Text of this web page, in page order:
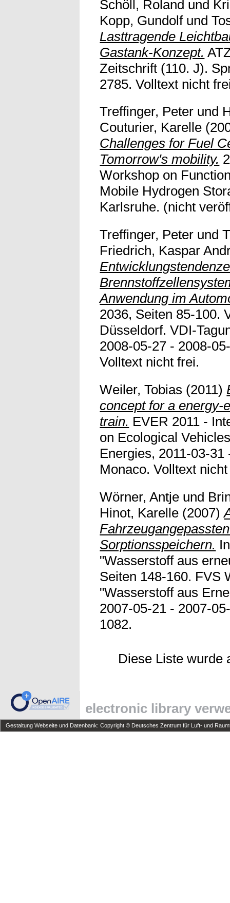
Schöll, Roland und
Kopp, Gundolfund
Lasttragende
Gastank-Konzept.
Zeitschrift (110. J).
2785. Volltext nicht
Treffinger, Peter und
Couturier, Karelle
Challenges for Fuel
Tomorrow's mobility.
Workshop on
Mobile Hydrogen
Karlsruhe. (nicht
Treffinger, Peter und
Friedrich, Kaspar
Anwendung im
2036, Seiten 85-100.
Düsseldorf. VDI-
2008-05-27 - 2008-
Volltext nicht frei.
Weiler, Tobias (2011)
concept for a energy-
train. EVER 2011 -
on Ecological
Energies, 2011-03-31
Monaco. Volltext
Wörner, Antje und
Hinot, Karelle (2007)
Sorptionsspeichern.
"Wasserstoff aus
Seiten 148-160. FVS
"Wasserstoff aus
2007-05-21 - 2007-
1082.
Diese Liste wurde
electronic library
Gestaltung Webseite und Datenbank: Copyright © Deutsches Zentrum für Luft- und